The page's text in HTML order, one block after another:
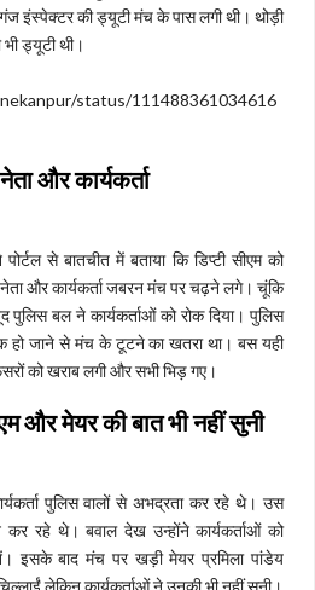
इंस्पेक्टर की ड्यूटी मंच के पास लगी थी। थोड़ी
ड्यूटी थी।
status/111488361034616
और कार्यकर्ता
से बातचीत में बताया कि डिप्टी सीएम को
और कार्यकर्ता जबरन मंच पर चढ़ने लगे। चूंकि
पुलिस बल ने कार्यकर्ताओं को रोक दिया। पुलिस
हो जाने से मंच के टूटने का खतरा था। बस यही
को खराब लगी और सभी भिड़ गए।
और मेयर की बात भी नहीं सुनी
पुलिस वालों से अभद्रता कर रहे थे। उस
रहे थे। बवाल देख उन्होंने कार्यकर्ताओं को
इसके बाद मंच पर खड़ी मेयर प्रमिला पांडेय
लेकिन कार्यकर्ताओं ने उनकी भी नहीं सुनी।